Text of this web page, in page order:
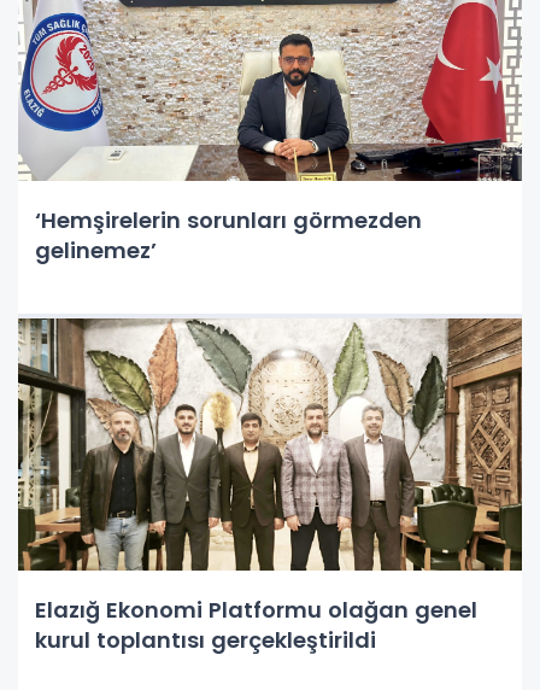
‘Hemşirelerin sorunları görmezden
gelinemez’
Elazığ Ekonomi Platformu olağan genel
kurul toplantısı gerçekleştirildi